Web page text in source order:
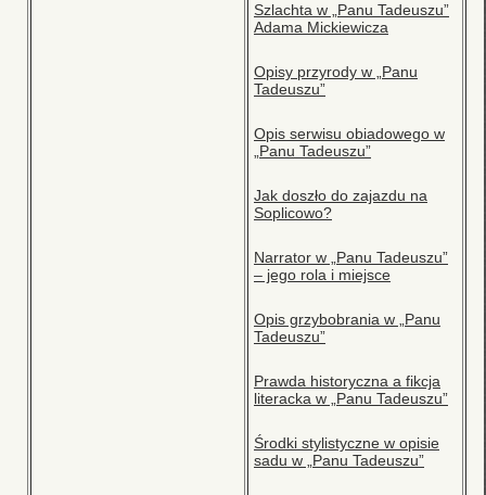
Szlachta w „Panu Tadeuszu”
Adama Mickiewicza
Opisy przyrody w „Panu
Tadeuszu”
Opis serwisu obiadowego w
„Panu Tadeuszu”
Jak doszło do zajazdu na
Soplicowo?
Narrator w „Panu Tadeuszu”
– jego rola i miejsce
Opis grzybobrania w „Panu
Tadeuszu”
Prawda historyczna a fikcja
literacka w „Panu Tadeuszu”
Środki stylistyczne w opisie
sadu w „Panu Tadeuszu”